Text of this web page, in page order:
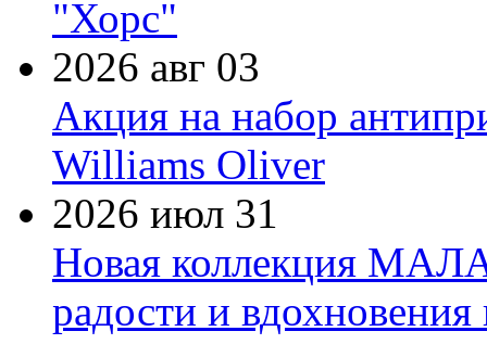
"Хорс"
2026 авг 03
Акция на набор
Williams Oliver
2026 июл 31
Новая коллекция
радости и